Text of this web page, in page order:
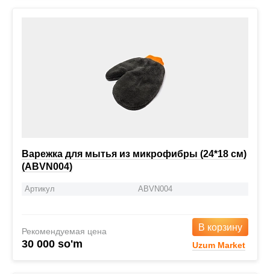
Варежка для мытья из микрофибры (24*18 см)
(ABVN004)
Артикул ABVN004
Рекомендуемая цена
30 000 so'm
В корзину
Uzum Market